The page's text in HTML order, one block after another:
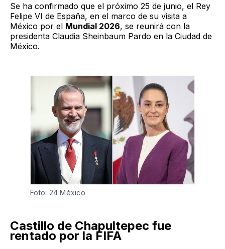
Se ha confirmado que el próximo 25 de junio, el Rey
Felipe VI de España, en el marco de su visita a
México por el Mundial 2026, se reunirá con la
presidenta Claudia Sheinbaum Pardo en la Ciudad de
México.
Foto: 24 México
Castillo de Chapultepec fue
rentado por la FIFA